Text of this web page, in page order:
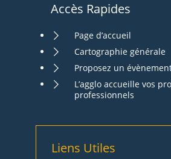
Accès Rapides
Page d’accueil
Cartographie générale
Proposez un
L’agglo accueille vos
professionnels
Liens Utiles